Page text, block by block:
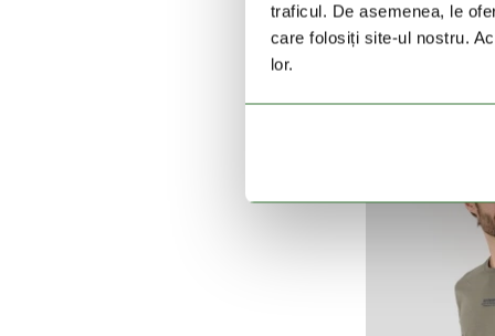
traficul. De asemenea, le
care folosiți site-ul nostru.
lor.